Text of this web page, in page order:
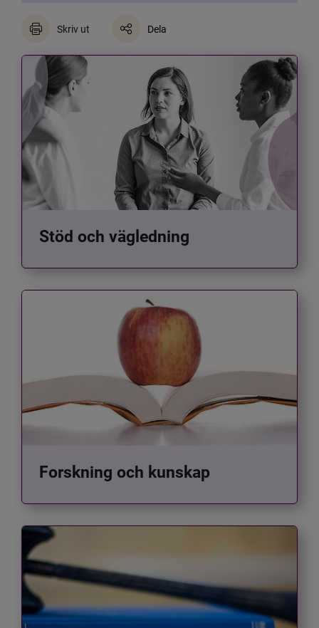
Skriv ut Dela
Stöd och vägledning
Forskning och kunskap